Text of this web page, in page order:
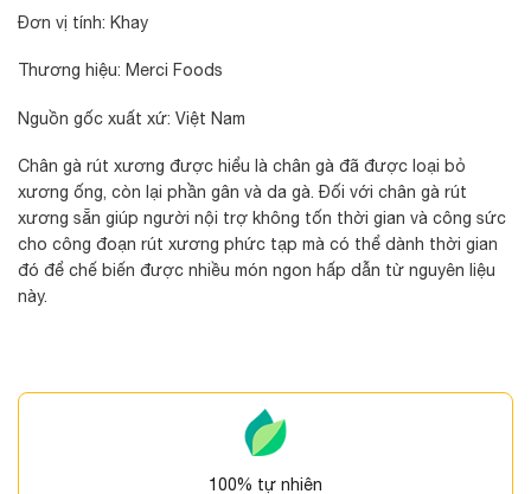
Đơn vị tính: Khay
Thương hiệu: Merci Foods
Nguồn gốc xuất xứ: Việt Nam
Chân gà rút xương được hiểu là chân gà đã được loại bỏ
xương ống, còn lại phần gân và da gà. Đối với chân gà rút
xương sẵn giúp người nội trợ không tốn thời gian và công sức
cho công đoạn rút xương phức tạp mà có thể dành thời gian
đó để chế biến được nhiều món ngon hấp dẫn từ nguyên liệu
này.
100% tự nhiên